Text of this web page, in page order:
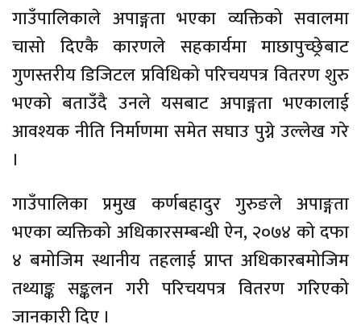
गाउँपालिकाले अपाङ्गता भएका व्यक्तिको सवालमा
चासो दिएकै कारणले सहकार्यमा माछापुच्छ्रेबाट
गुणस्तरीय डिजिटल प्रविधिको परिचयपत्र वितरण शुरु
भएको बताउँदै उनले यसबाट अपाङ्गता भएकालाई
आवश्यक नीति निर्माणमा समेत सघाउ पुग्ने उल्लेख गरे
।
गाउँपालिका प्रमुख कर्णबहादुर गुरुङले अपाङ्गता
भएका व्यक्तिको अधिकारसम्बन्धी ऐन, २०७४ को दफा
४ बमोजिम स्थानीय तहलाई प्राप्त अधिकारबमोजिम
तथ्याङ्क सङ्कलन गरी परिचयपत्र वितरण गरिएको
जानकारी दिए ।